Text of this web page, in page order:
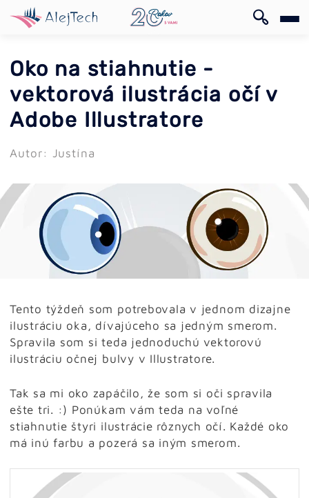
Oko na stiahnutie -
vektorová ilustrácia očí v
Adobe Illustratore
Autor: Justína
Tento týždeň som potrebovala v jednom dizajne
ilustráciu oka, dívajúceho sa jedným smerom.
Spravila som si teda jednoduchú vektorovú
ilustráciu očnej bulvy v Illustratore.
Tak sa mi oko zapáčilo, že som si oči spravila
ešte tri. :) Ponúkam vám teda na voľné
stiahnutie štyri ilustrácie rôznych očí. Každé oko
má inú farbu a pozerá sa iným smerom.